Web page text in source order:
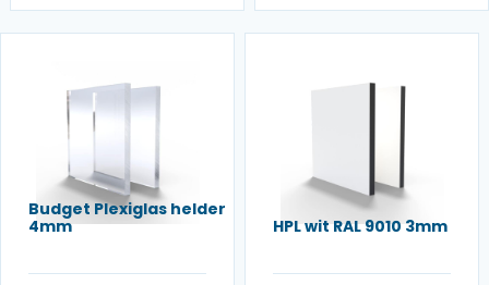
Budget Plexiglas helder
4mm
HPL wit RAL 9010 3mm